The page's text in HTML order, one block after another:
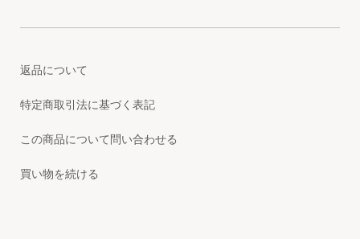
返品について
特定商取引法に基づく表記
この商品について問い合わせる
買い物を続ける